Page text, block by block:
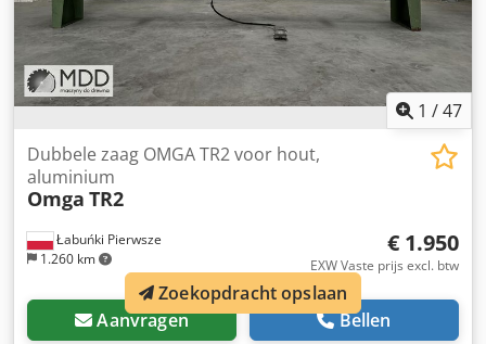
1 /47
Łabuńki Pierwsze
1.260 km
Dubbele zaag OMGA TR2 voor hout,
aluminium
Omga TR2
€ 1.950
EXW Vaste prijs excl. btw
Aanvragen Bellen
Zoekopdracht opslaan